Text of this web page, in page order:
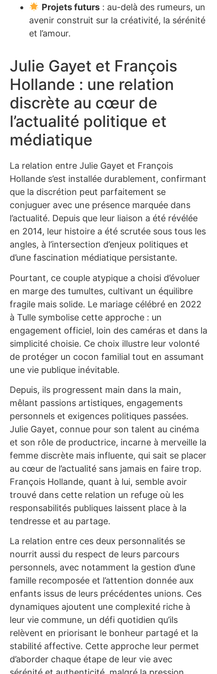
Projets futurs: au-delà des rumeurs, un
avenir construit sur la créativité, la sérénité
et l’amour.
Julie Gayet et François
Hollande : une relation
discrète au cœur de
l’actualité politique et
médiatique
La relation entre Julie Gayet et François
Hollande s’est installée durablement, confirmant
que la discrétion peut parfaitement se
conjuguer avec une présence marquée dans
l’actualité. Depuis que leur liaison a été révélée
en 2014, leur histoire a été scrutée sous tous les
angles, à l’intersection d’enjeux politiques et
d’une fascination médiatique persistante.
Pourtant, ce couple atypique a choisi d’évoluer
en marge des tumultes, cultivant un équilibre
fragile mais solide. Le mariage célébré en 2022
à Tulle symbolise cette approche : un
engagement officiel, loin des caméras et dans la
simplicité choisie. Ce choix illustre leur volonté
de protéger un cocon familial tout en assumant
une vie publique inévitable.
Depuis, ils progressent main dans la main,
mêlant passions artistiques, engagements
personnels et exigences politiques passées.
Julie Gayet, connue pour son talent au cinéma
et son rôle de productrice, incarne à merveille la
femme discrète mais influente, qui sait se placer
au cœur de l’actualité sans jamais en faire trop.
François Hollande, quant à lui, semble avoir
trouvé dans cette relation un refuge où les
responsabilités publiques laissent place à la
tendresse et au partage.
La relation entre ces deux personnalités se
nourrit aussi du respect de leurs parcours
personnels, avec notamment la gestion d’une
famille recomposée et l’attention donnée aux
enfants issus de leurs précédentes unions. Ces
dynamiques ajoutent une complexité riche à
leur vie commune, un défi quotidien qu’ils
relèvent en priorisant le bonheur partagé et la
stabilité affective. Cette approche leur permet
d’aborder chaque étape de leur vie avec